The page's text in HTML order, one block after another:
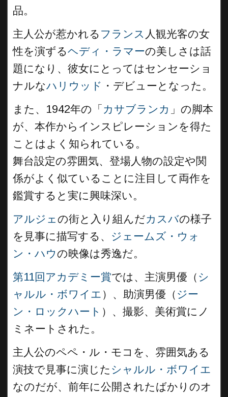
品。
主人公が惹かれる フランス 人観光客の女
性を演ずるヘディ・ラマーの美しさは話
題になり、彼女にとってはセンセーショ
ナルなハリウッド ・デビューとなった。
また、1942年の「 カサブランカ 」の脚本
が、本作からインスピレーションを得た
ことはよく知られている。
舞台設定の雰囲気、登場人物の設定や関
係がよく似ていることに注目して両作を
鑑賞すると実に興味深い。
アルジェの街と入り組んだカスバの様子
を見事に描写する、 ジェームズ・ウォ
ン・ハウの映像は秀逸だ。
第11回アカデミー賞では、主演男優（ シ
ャルル・ボワイエ ）、助演男優（ ジー
ン・ロックハート ）、撮影、美術賞にノ
ミネートされた。
主人公のペペ・ル・モコを、雰囲気ある
演技で見事に演じた シャルル・ボワイエ
なのだが、前年に公開されたばかりのオ